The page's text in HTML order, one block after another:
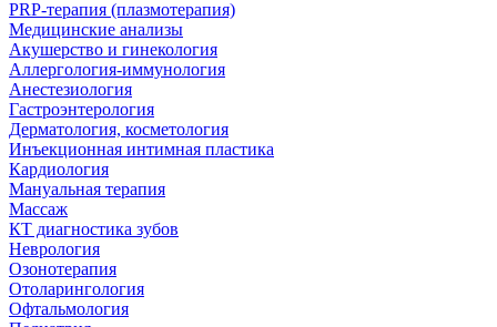
PRP-терапия (плазмотерапия)
Медицинские анализы
Акушерство и гинекология
Аллергология-иммунология
Анестезиология
Гастроэнтерология
Дерматология, косметология
Инъекционная интимная пластика
Кардиология
Мануальная терапия
Массаж
КТ диагностика зубов
Неврология
Озонотерапия
Отоларингология
Офтальмология